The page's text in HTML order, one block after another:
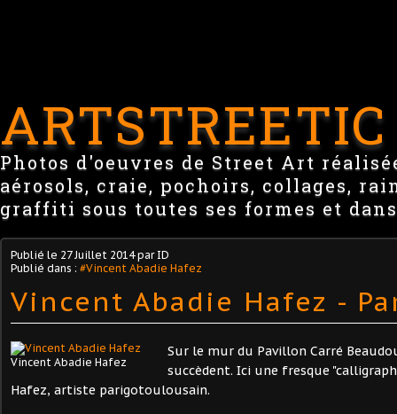
ARTSTREETIC
Photos d'oeuvres de Street Art
aérosols, craie, pochoirs, collages,
graffiti sous toutes ses formes et
Publié le 27 Juillet 2014par ID
Publié dans : #Vincent Abadie Hafez
Vincent Abadie Hafez -
Vincent Abadie Hafez
Sur le mur du Pavillon Carré
succèdent. Ici une fresque
Hafez, artiste parigotoulousain.